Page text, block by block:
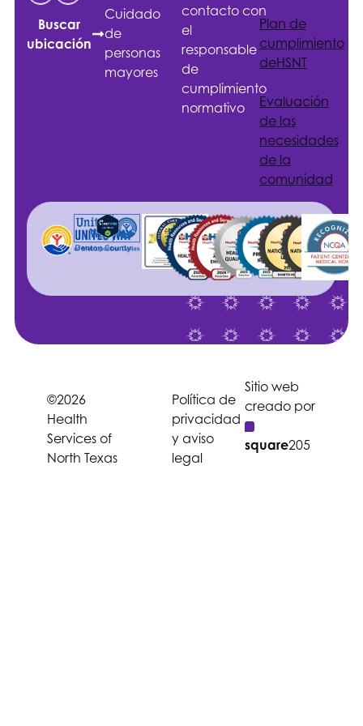
Buscar
ubicación
Cuidado
de
personas
mayores
contacto con
el
responsable
de
cumplimiento
normativo
Plan de
cumplimiento
deHSNT
Evaluación
de las
necesidades
de la
comunidad
©2026
Health
Services of
North Texas
Política de
privacidad
y aviso
legal
Sitio web
creado por
square205